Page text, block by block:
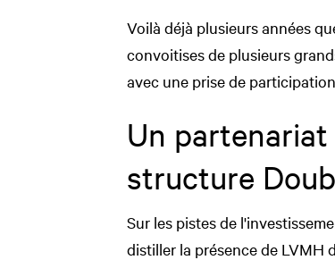
Voilà déjà plusieurs années
convoitises de plusieurs
avec une prise de
Un
structure
Sur les pistes de
distiller la présence de LVMH